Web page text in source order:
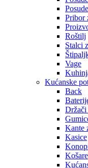
Pribor
Roštilj
Stalci
Vage
Kućanske
Back
Držači
Kante
Kasice
Košare